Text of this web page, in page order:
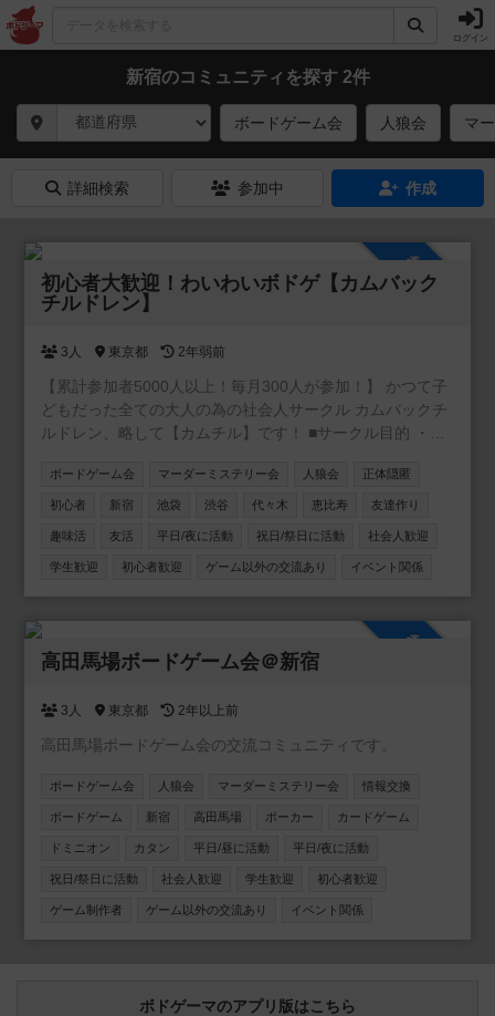
ログイン
新宿のコミュニティを探す 2件
ボードゲーム会 人狼会 マ
詳細検索 参加中 作成
参加自由
初心者大歓迎！わいわいボドゲ【カムバック
チルドレン】
3人 東京都 2年弱前
【累計参加者5000人以上！毎月300人が参加！】 かつて子
どもだった全ての大人の為の社会人サークル カムバックチ
ルドレン、略して【カムチル】です！ ■サークル目的 ・童
を作りたい ・とにかく体を動かしたい ・仕事と無関係の人
と話したい 主な年齢層は20~30代。男女比は6：4 ■お断り
て嫌な思いをした事があります。 上記目的の方は来ないで
下さい！ 友達作りサークルなので、ナンパ目的の方もお断
りです。 しつこい方が居ましたらサークルスタッフにご連
絡下さい。 ≪ボードゲーム≫ 都内でボードゲームをやりま
す 初心者でも楽しめる簡単なゲームばかりです！ ボードゲ
ボードゲーム会 マーダーミステリー会 人狼会 正体隠匿
初心者 新宿 池袋 渋谷 代々木 恵比寿 友達作り
趣味活 友活 平日/夜に活動 祝日/祭日に活動 社会人歓迎
学生歓迎 初心者歓迎 ゲーム以外の交流あり イベント関係
高田馬場ボードゲーム会＠新宿
3人 東京都 2年以上前
高田馬場ボードゲーム会の交流コミュニティです。
ボードゲーム会 人狼会 マーダーミステリー会 情報交換
ボードゲーム 新宿 高田馬場 ポーカー カードゲーム
ドミニオン カタン 平日/昼に活動 平日/夜に活動
祝日/祭日に活動 社会人歓迎 学生歓迎 初心者歓迎
ゲーム制作者 ゲーム以外の交流あり イベント関係
ボドゲーマのアプリ版はこちら